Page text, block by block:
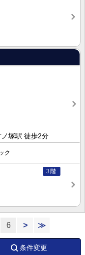
塚駅 徒歩2分
ク
3階
6 > ≫
条件変更